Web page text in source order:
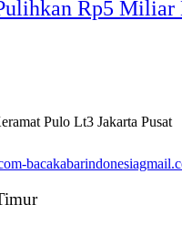
Rp5 Miliar
Pulo Lt3 Jakarta Pusat